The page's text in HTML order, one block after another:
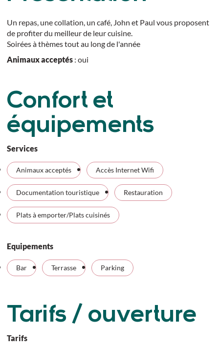
Un repas, une collation, un café, John et Paul vous proposent
de profiter du meilleur de leur cuisine.
Soirées à thèmes tout au long de l'année
Animaux acceptés: oui
Confort et
équipements
Services
Animaux acceptés Accès Internet Wifi
Documentation touristique Restauration
Plats à emporter/Plats cuisinés
Equipements
Bar Terrasse Parking
Tarifs / ouverture
Tarifs